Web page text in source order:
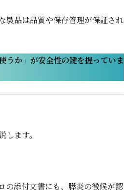
製品は品質や保存管理が保証され
うか」が安全性の鍵を握っていま
ます。
の添付文書にも、膵炎の徴候が認